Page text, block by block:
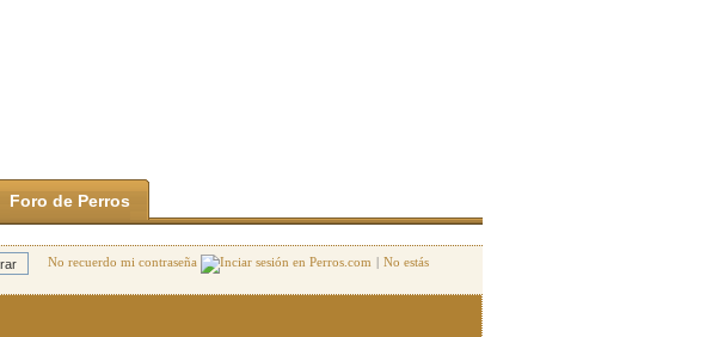
Foro de Perros
No recuerdo mi contraseña | No estás